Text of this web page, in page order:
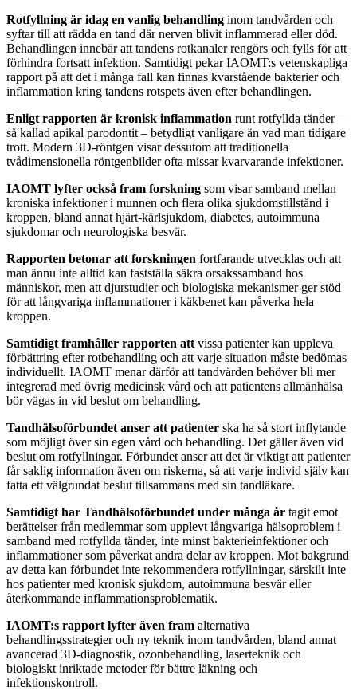
Rotfyllning är idag en vanlig behandling inom tandvården och
syftar till att rädda en tand där nerven blivit inflammerad eller död.
Behandlingen innebär att tandens rotkanaler rengörs och fylls för att
förhindra fortsatt infektion. Samtidigt pekar IAOMT:s vetenskapliga
rapport på att det i många fall kan finnas kvarstående bakterier och
inflammation kring tandens rotspets även efter behandlingen.
Enligt rapporten är kronisk inflammation runt rotfyllda tänder –
så kallad apikal parodontit – betydligt vanligare än vad man tidigare
trott. Modern 3D-röntgen visar dessutom att traditionella
tvådimensionella röntgenbilder ofta missar kvarvarande infektioner.
IAOMT lyfter också fram forskning som visar samband mellan
kroniska infektioner i munnen och flera olika sjukdomstillstånd i
kroppen, bland annat hjärt-kärlsjukdom, diabetes, autoimmuna
sjukdomar och neurologiska besvär.
Rapporten betonar att forskningen fortfarande utvecklas och att
man ännu inte alltid kan fastställa säkra orsakssamband hos
människor, men att djurstudier och biologiska mekanismer ger stöd
för att långvariga inflammationer i käkbenet kan påverka hela
kroppen.
Samtidigt framhåller rapporten att vissa patienter kan uppleva
förbättring efter rotbehandling och att varje situation måste bedömas
individuellt. IAOMT menar därför att tandvården behöver bli mer
integrerad med övrig medicinsk vård och att patientens allmänhälsa
bör vägas in vid beslut om behandling.
Tandhälsoförbundet anser att patienter ska ha så stort inflytande
som möjligt över sin egen vård och behandling. Det gäller även vid
beslut om rotfyllningar. Förbundet anser att det är viktigt att patienter
får saklig information även om riskerna, så att varje individ själv kan
fatta ett välgrundat beslut tillsammans med sin tandläkare.
Samtidigt har Tandhälsoförbundet under många år tagit emot
berättelser från medlemmar som upplevt långvariga hälsoproblem i
samband med rotfyllda tänder, inte minst bakterieinfektioner och
inflammationer som påverkat andra delar av kroppen. Mot bakgrund
av detta kan förbundet inte rekommendera rotfyllningar, särskilt inte
hos patienter med kronisk sjukdom, autoimmuna besvär eller
återkommande inflammationsproblematik.
IAOMT:s rapport lyfter även fram alternativa
behandlingsstrategier och ny teknik inom tandvården, bland annat
avancerad 3D-diagnostik, ozonbehandling, laserteknik och
biologiskt inriktade metoder för bättre läkning och
infektionskontroll.